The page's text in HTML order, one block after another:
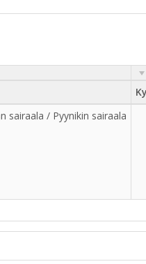
sairaala / Pyynikin sairaala